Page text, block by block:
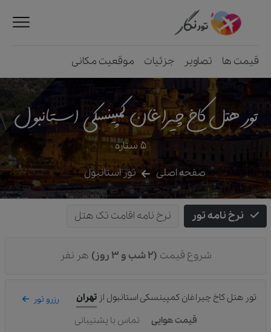
قیمت ها تصاویر جزئیات موقعیت مکانی
تور هتل کاخ چیراغان کمپینسکی استانبول
5 ستاره
صفحه اصلی
تور استانبول
نرخ نامه تور نرخ نامه اقامت تک هتل
شروع قیمت (2 شب و 3 روز) هر نفر
تور هتل کاخ چیراغان کمپینسکی استانبول از تهران رزرو تور
قیمت هوایی تماس با پشتیبانی